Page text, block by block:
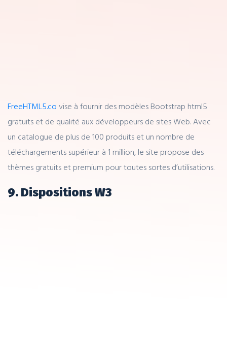
FreeHTML5.co vise à fournir des modèles Bootstrap html5
gratuits et de qualité aux développeurs de sites Web. Avec
un catalogue de plus de 100 produits et un nombre de
téléchargements supérieur à 1 million, le site propose des
thèmes gratuits et premium pour toutes sortes d’utilisations.
9. Dispositions W3